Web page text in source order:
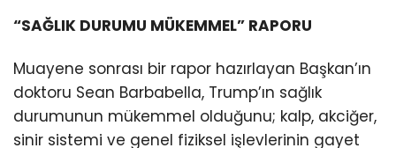
“SAĞLIK DURUMU MÜKEMMEL” RAPORU
Muayene sonrası bir rapor hazırlayan Başkan’ın
doktoru Sean Barbabella, Trump’ın sağlık
durumunun mükemmel olduğunu; kalp, akciğer,
sinir sistemi ve genel fiziksel işlevlerinin gayet